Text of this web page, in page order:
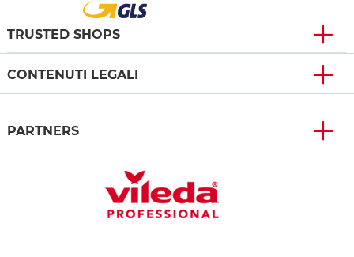
TRUSTED SHOPS
CONTENUTI LEGALI
PARTNERS